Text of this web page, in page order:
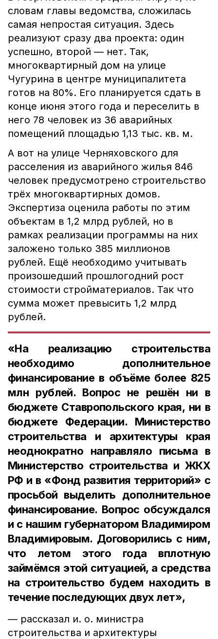
словам главы ведомства, сложилась
самая непростая ситуация. Здесь
реализуют сразу два проекта: один
успешно, второй — нет. Так,
многоквартирный дом на улице
Чугурина в центре муниципалитета
готов на 80%. Его планируется сдать в
конце июня этого года и переселить в
него 78 человек из 36 аварийных
помещений площадью 1,13 тыс. кв. м.
А вот на улице Черняховского для
расселения из аварийного жилья 846
человек предусмотрено строительство
трёх многоквартирных домов.
Экспертиза оценила работы по этим
объектам в 1,2 млрд рублей, но в
рамках реализации программы на них
заложено только 385 миллионов
рублей. Ещё необходимо учитывать
произошедший прошлогодний рост
стоимости стройматериалов. Так что
сумма может превысить 1,2 млрд
рублей.
«На реализацию строительства
необходимо дополнительное
финансирование в объёме более 825
млн рублей. Вопрос не решён ни в
бюджете Ставропольского края, ни в
бюджете Федерации. Министерство
строительства и архитектуры края
неоднократно направляло письма в
Министерство строительства и ЖКХ
РФ и в «Фонд развития территорий» с
просьбой выделить дополнительное
финансирование. Вопрос обсуждался
и с нашим губернатором Владимиром
Владимировым. Договорились с ним,
что летом этого года вплотную
займёмся этой ситуацией, а средства
на строительство будем находить в
течение последующих двух лет»,
— рассказал и. о. министра
строительства и архитектуры